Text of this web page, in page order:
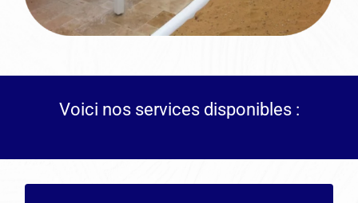
Voici nos services disponibles :